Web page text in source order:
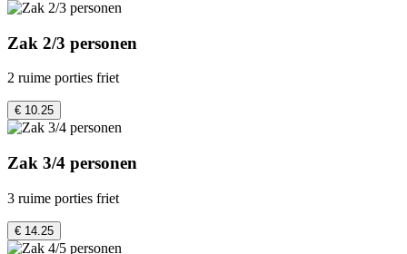
Zak 2/3 personen
2 ruime porties friet
€ 10.25
Zak 3/4 personen
3 ruime porties friet
€ 14.25